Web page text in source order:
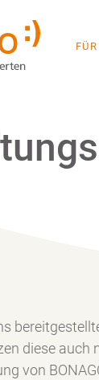
diese auch
von